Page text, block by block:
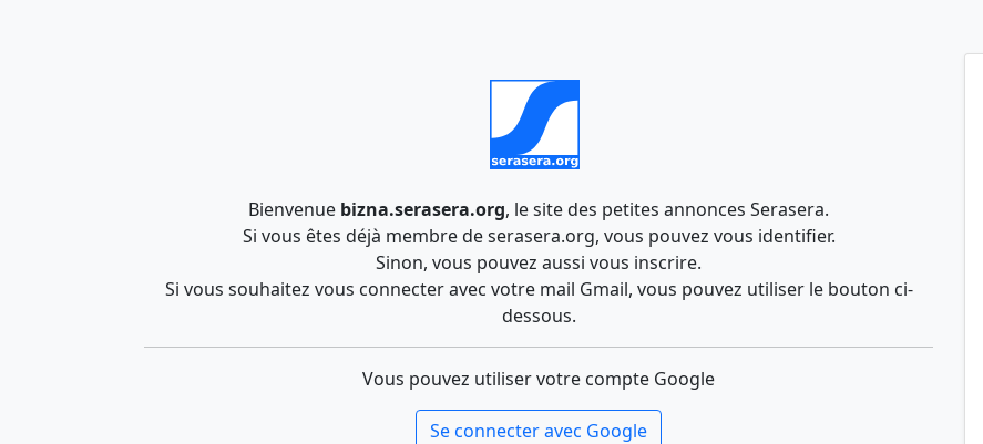
Bienvenue bizna.serasera.org, le site des petites annonces Serasera.
Si vous êtes déjà membre de serasera.org, vous pouvez vous identifier.
Sinon, vous pouvez aussi vous inscrire.
Si vous souhaitez vous connecter avec votre mail Gmail, vous pouvez utiliser le bouton ci-
dessous.
Vous pouvez utiliser votre compte Google
Se connecter avec Google